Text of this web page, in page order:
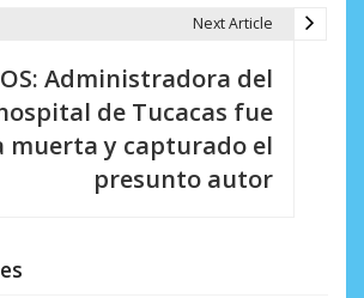
Next Article
Administradora del
de Tucacas fue
muerta y capturado el
presunto autor